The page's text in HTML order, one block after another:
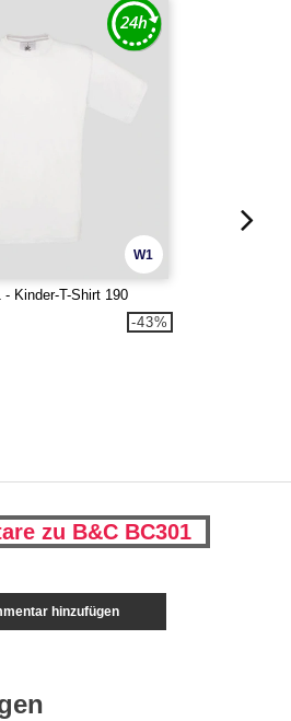
W1
- Kinder-T-Shirt 190
-43%
zu B&C BC301
hinzufügen